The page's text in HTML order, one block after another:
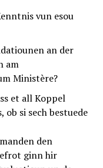
vun esou
an der
am
Ministère?
et all Koppel
ob si sech bestuede
den
ginn hir